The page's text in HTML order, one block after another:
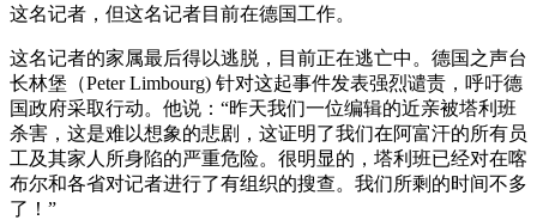
这名记者，但这名记者目前在德国工作。
这名记者的家属最后得以逃脱，目前正在逃亡中。德国之声台
长林堡（Peter Limbourg) 针对这起事件发表强烈谴责，呼吁德
国政府采取行动。他说：“昨天我们一位编辑的近亲被塔利班
杀害，这是难以想象的悲剧，这证明了我们在阿富汗的所有员
工及其家人所身陷的严重危险。很明显的，塔利班已经对在喀
布尔和各省对记者进行了有组织的搜查。我们所剩的时间不多
了！”